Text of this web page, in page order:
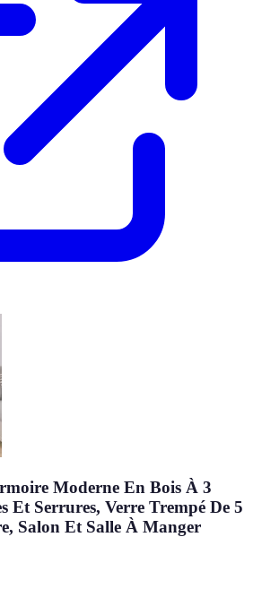
Moderne En Bois À 3
Et Serrures, Verre Trempé De 5
Salon Et Salle À Manger